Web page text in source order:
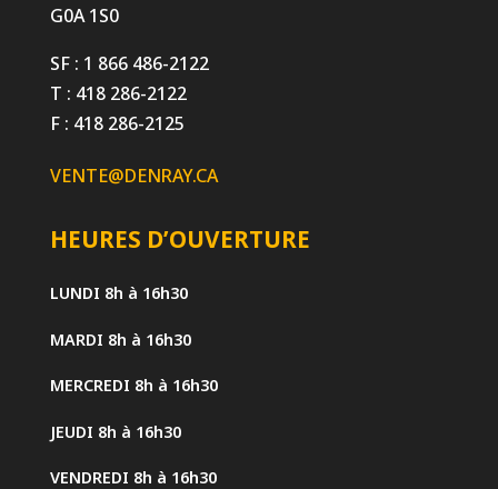
G0A 1S0
SF : 1 866 486-2122
T : 418 286-2122
F : 418 286-2125
VENTE@DENRAY.CA
HEURES D’OUVERTURE
LUNDI 8h à 16h30
MARDI 8h à 16h30
MERCREDI 8h à 16h30
JEUDI 8h à 16h30
VENDREDI 8h à 16h30